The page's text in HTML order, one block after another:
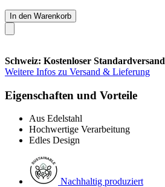
In den Warenkorb
Schweiz: Kostenloser Standardversand
Weitere Infos zu Versand & Lieferung
Eigenschaften und Vorteile
Aus Edelstahl
Hochwertige Verarbeitung
Edles Design
Nachhaltig produziert